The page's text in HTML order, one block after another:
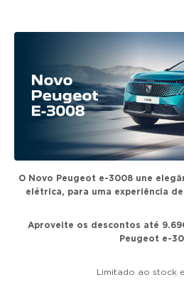
o
n
O Novo Peugeot e-3008 une
elétrica, para uma experiência
Aproveite os descontos até
Peugeot e-
Limitado ao stock